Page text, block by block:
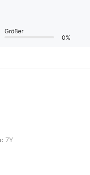
Größer
0%
7Y